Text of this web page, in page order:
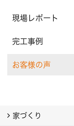
現場レポート
完工事例
お客様の声
家づくり